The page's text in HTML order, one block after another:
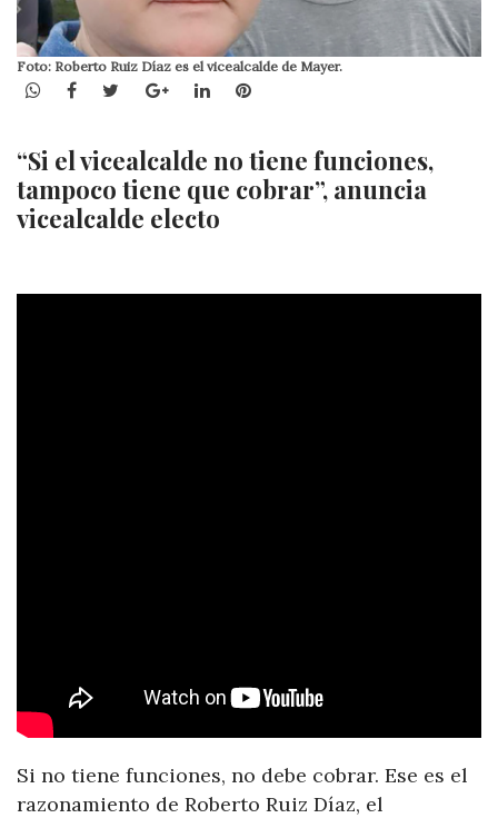
Foto: Roberto Ruiz Díaz es el vicealcalde de Mayer.
WhatsApp
Facebook
TwitterGoogle+LinkedInPinterest
“Si el vicealcalde no tiene funciones,
tampoco tiene que cobrar”, anuncia
vicealcalde electo
Si no tiene funciones, no debe cobrar. Ese es el
razonamiento de Roberto Ruiz Díaz, el